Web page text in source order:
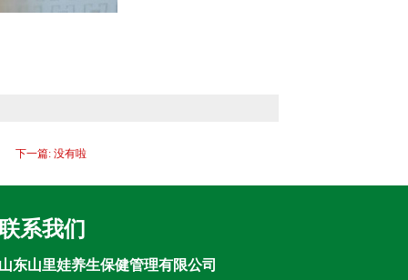
下一篇: 没有啦
系我们
东山里娃养生保健管理有限公司